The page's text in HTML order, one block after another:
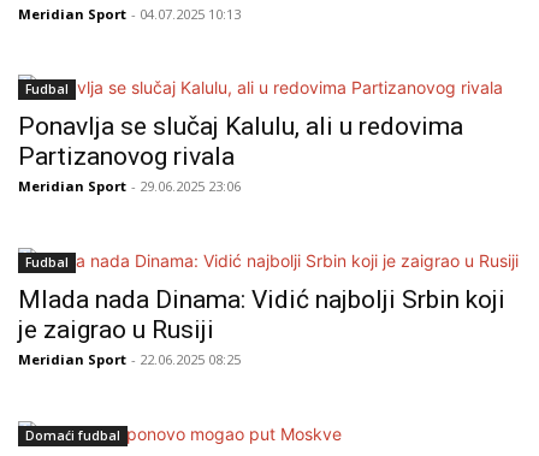
Meridian Sport - 04.07.2025 10:13
Fudbal
Ponavlja se slučaj Kalulu, ali u redovima
Partizanovog rivala
Meridian Sport - 29.06.2025 23:06
Fudbal
Mlada nada Dinama: Vidić najbolji Srbin koji
je zaigrao u Rusiji
Meridian Sport - 22.06.2025 08:25
Domaći fudbal